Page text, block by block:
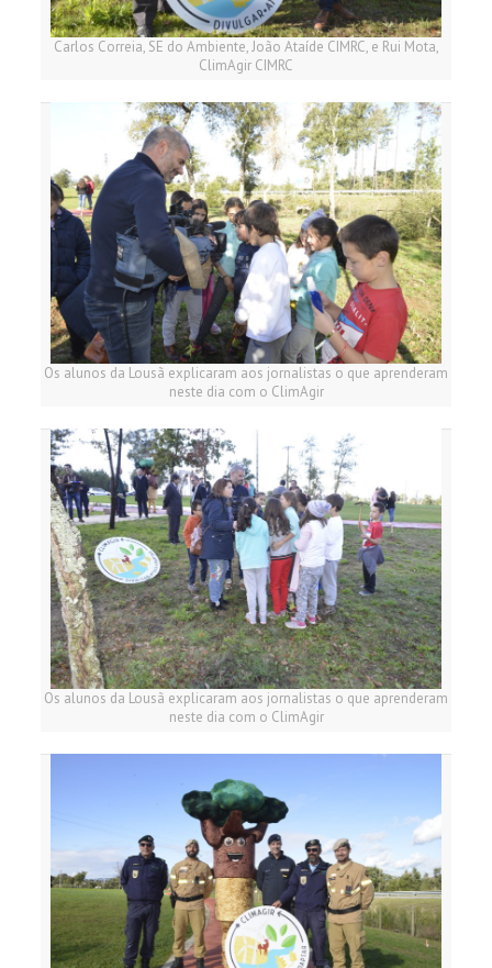
Carlos Correia, SE do Ambiente, João Ataíde CIMRC, e Rui Mota,
ClimAgir CIMRC
Os alunos da Lousã explicaram aos jornalistas o que aprenderam
neste dia com o ClimAgir
Os alunos da Lousã explicaram aos jornalistas o que aprenderam
neste dia com o ClimAgir